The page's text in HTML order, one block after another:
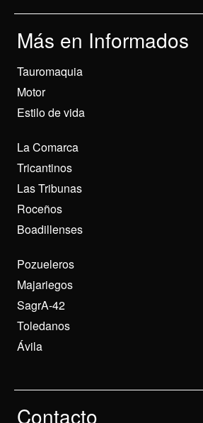
Más en Informados
Tauromaquia
Motor
Estilo de vida
La Comarca
Tricantinos
Las Tribunas
Roceños
Boadillenses
Pozueleros
Majariegos
SagrA-42
Toledanos
Ávila
Contacto